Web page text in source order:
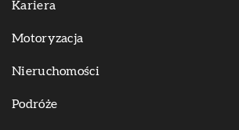
Kariera
Motoryzacja
Nieruchomości
Podróże